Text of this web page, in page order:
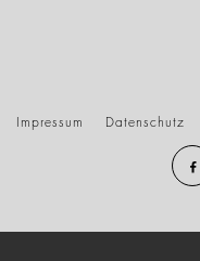
Impressum Datenschutz